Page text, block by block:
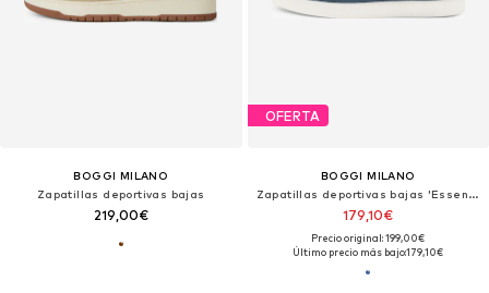
BOGGI MILANO
Zapatillas deportivas bajas
219,00€
OFERTA
BOGGI MILANO
Zapatillas deportivas bajas 'Essence'
179,10€
Precio original: 199,00€
Último precio más bajo:179,10€